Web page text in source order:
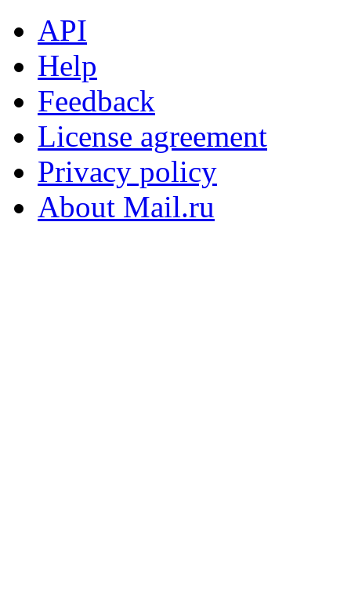
API
Help
Feedback
License agreement
Privacy policy
About Mail.ru